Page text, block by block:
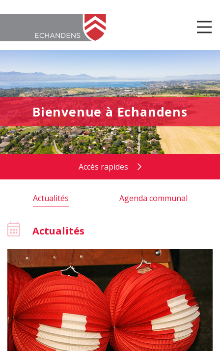
Bienvenue à Echandens
Accès rapides
Actualités Agenda communal
Actualités